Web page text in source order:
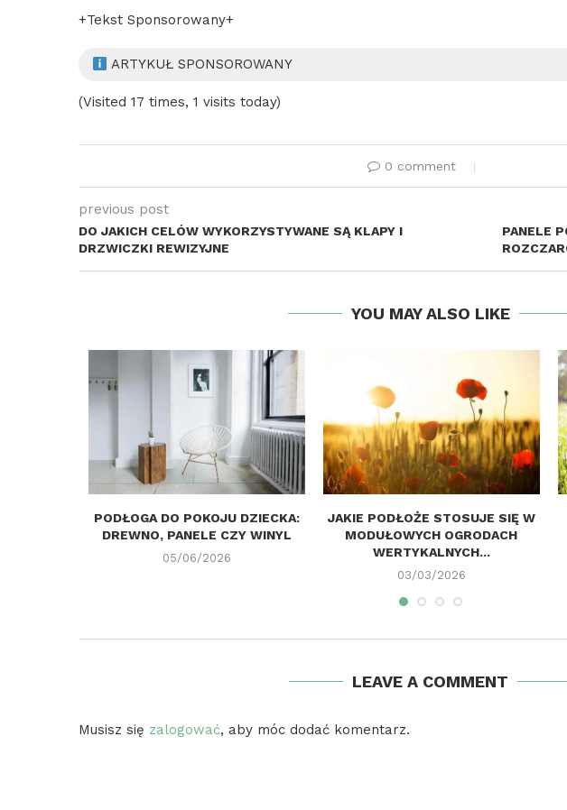
+Tekst Sponsorowany+
ARTYKUŁ SPONSOROWANY
(Visited 17 times, 1 visits today)
0 comment
previous post
DO JAKICH CELÓW WYKORZYSTYWANE SĄ KLAPY I
DRZWICZKI REWIZYJNE
PANELE
YOU MAY ALSO LIKE
PODŁOGA DO POKOJU DZIECKA:
DREWNO, PANELE CZY WINYL
05/06/2026
JAKIE PODŁOŻE STOSUJE SIĘ W
MODUŁOWYCH OGRODACH
WERTYKALNYCH...
03/03/2026
LEAVE A COMMENT
Musisz się zalogować, aby móc dodać komentarz.